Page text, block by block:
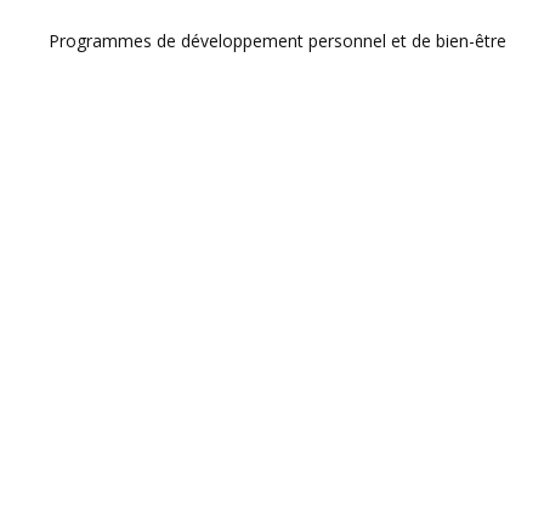
Programmes de développement personnel et de bien-être